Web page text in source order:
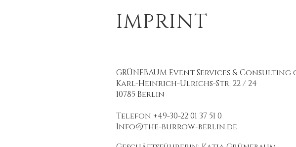
IMPRINT
GRÜNEBAUM Event Services & Consulting
Karl-Heinrich-Ulrichs-Str. 22 / 24
10785 Berlin
Telefon +49-30-22 01 37 51 0
Info@the-burrow-berlin.de